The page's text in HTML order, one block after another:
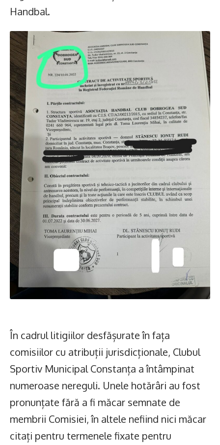
Handbal.
În cadrul litigiilor desfășurate în fața
comisiilor cu atribuții jurisdicționale, Clubul
Sportiv Municipal Constanța a întâmpinat
numeroase nereguli. Unele hotărâri au fost
pronunțate fără a fi măcar semnate de
membrii Comisiei, în altele nefiind nici măcar
citați pentru termenele fixate pentru